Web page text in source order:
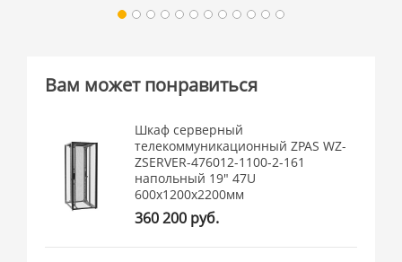
Вам может понравиться
Шкаф серверный
телекоммуникационный ZPAS WZ-
ZSERVER-476012-1100-2-161
напольный 19" 47U
600x1200x2200мм
360 200 руб.